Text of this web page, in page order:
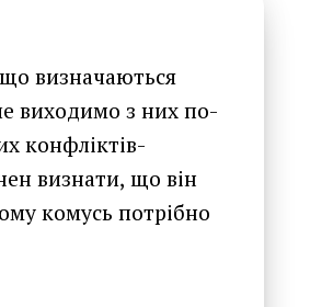
що визначаються
виходимо з них по-
конфліктів-
визнати, що він
комусь потрібно